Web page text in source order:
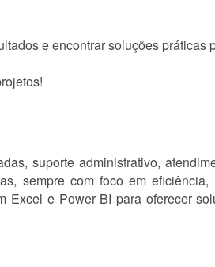
e encontrar soluções práticas
suporte administrativo,
sempre com foco em
e Power BI para oferecer